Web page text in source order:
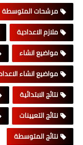
مرشحات المتوسطة
ملازم الاعدادية
مواضيع انشاء
مواضيع انشاء
نتائج الابتدائية
نتائج التعيينات
نتائج المتوسطة